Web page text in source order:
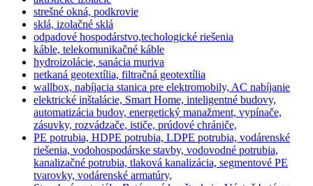
strešné okná, podkrovie
sklá, izolačné sklá
odpadové hospodárstvo,techologické riešenia
káble, telekomunikačné káble
hydroizolácie, sanácia muriva
netkaná geotextília, filtračná geotextília
wallbox, nabíjacia stanica pre elektromobily, AC nabíjanie
elektrické inštalácie, Smart Home, inteligentné budovy,
automatizácia budov, energetický manažment, vypínače,
zásuvky, rozvádzače, ističe, prúdové chrániče,
PE potrubia, HDPE potrubia, LDPE potrubia, vodárenské
riešenia, vodohospodárske stavby, vodovodné potrubia,
kanalizačné potrubia, tlaková kanalizácia, segmentové PE
tvarovky, vodárenské armatúry,